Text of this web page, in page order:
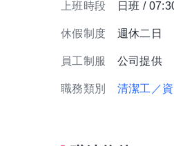
上班時段 日班 /
休假制度 週休二日
員工制服 公司提供
職務類別 清潔工／